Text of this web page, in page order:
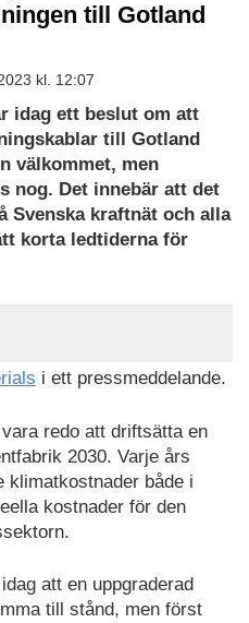
till Gotland
kl. 12:07
idag ett beslut om att
till Gotland
välkommet, men
nog. Det innebär att det
Svenska kraftnät och alla
korta ledtiderna för
i ett pressmeddelande.
redo att driftsätta en
2030. Varje års
klimatkostnader både i
kostnader för den
att en uppgraderad
till stånd, men först